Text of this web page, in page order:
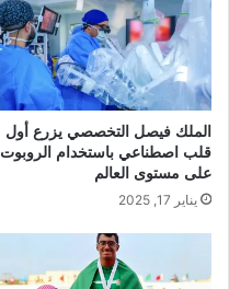
الملك فيصل التخصصي يزرع أول
قلب اصطناعي باستخدام الروبوت
على مستوى العالم
يناير 17, 2025